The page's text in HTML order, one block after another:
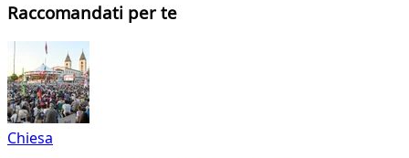
Raccomandati per te
Chiesa